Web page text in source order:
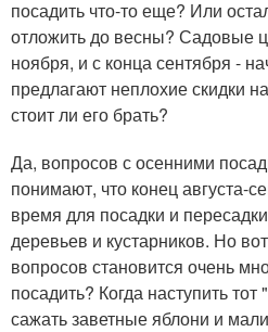
посадить что-то еще? Или
отложить до весны? Садовые
ноября, и с конца сентября -
предлагают неплохие скидки
стоит ли его брать?
Да, вопросов с осенними
понимают, что конец августа-
время для посадки и
деревьев и кустарников. Но
вопросов становится очень
посадить? Когда наступить
сажать заветные яблони и